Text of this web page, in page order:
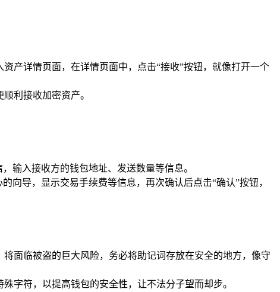
产详情页面，在详情页面中，点击“接收”按钮，就像打开一个
利接收加密资产。
输入接收方的钱包地址、发送数量等信息。
向导，显示交易手续费等信息，再次确认后点击“确认”按钮，
面临被盗的巨大风险，务必将助记词存放在安全的地方，像守
字符，以提高钱包的安全性，让不法分子望而却步。